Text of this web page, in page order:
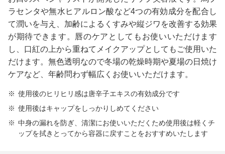
ラセンタや無水ヒアルロン酸など4つの有効成分を配合し
て潤いを与え、加齢によるくすみや縦ジワを改善する効果
が期待できます。唇のケアとしてもお使いいただけます
し、口紅の上から重ねてメイクアップとしてもご使用いた
だけます。無色透明なので冬場の乾燥時期や夏場の日焼け
ケアなど、年齢問わず幅広くお使いいただけます。
使用後のヒリヒリ感は唐辛子エキスの有効成分です
使用後はキャップをしっかりしめてください
中身の漏れを防ぎ、清潔にお使いいただくため使用後は軽くチ
ップを拭きとってから容器に戻すことをおすすめいたします